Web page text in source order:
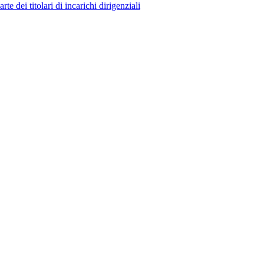
dei titolari di incarichi dirigenziali